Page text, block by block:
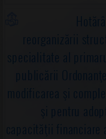
reorganizării
specialitate al
publicării
modificarea şi
şi pentru
capacităţii